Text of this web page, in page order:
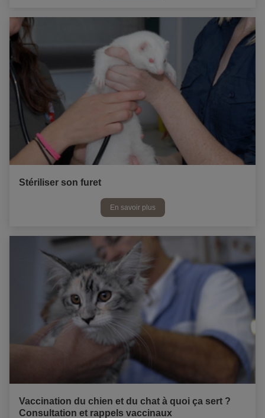
En savoir plus
Stériliser son furet
Vaccination du chien et du chat à quoi ça sert ?
Consultation et rappels vaccinaux